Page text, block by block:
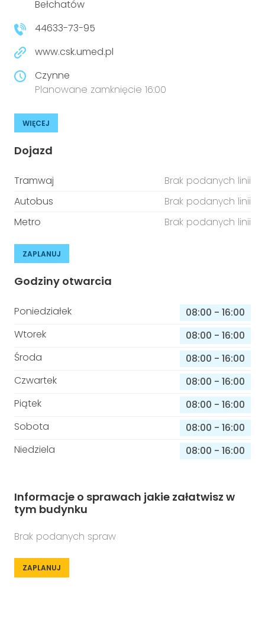
Bełchatów
44633-73-95
www.csk.umed.pl
Czynne
Planowane zamknięcie 16:00
WIĘCEJ
Dojazd
Tramwaj
Brak podanych linii
Autobus
Brak podanych linii
Metro
Brak podanych linii
ZAPLANUJ
Godziny otwarcia
Poniedziałek 08:00 - 16:00
Wtorek
08:00 - 16:00
Środa
08:00 - 16:00
Czwartek
08:00 - 16:00
Piątek
08:00 - 16:00
Sobota
08:00 - 16:00
Niedziela
08:00 - 16:00
Informacje o sprawach jakie załatwisz w
tym budynku
Brak podanych spraw
ZAPLANUJ